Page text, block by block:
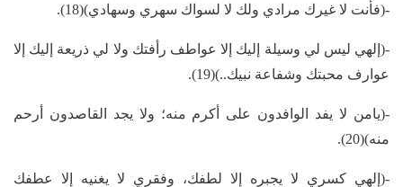
-(فأنت لا غيرك مرادي ولك لا لسواك سهري وسهادي)(18).
-(إلهي ليس لي وسيلة إليك إلا عواطف رأفتك ولا لي ذريعة إليك إلا
عوارف محبتك وشفاعة نبيك..)(19).
-(يامن لا يفد الوافدون على أكرم منه؛ ولا يجد القاصدون أرحم
منه)(20).
-(إلهي كسري لا يجبره إلا لطفك، وفقري لا يغنيه إلا عطفك